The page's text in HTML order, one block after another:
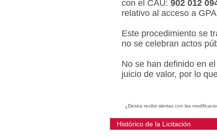
con el CAU: 902 012
relativo al acceso a
Este procedimiento se
no se celebran actos
No se han definido en
juicio de valor, por lo
¿Desea recibir alertas con las
Histórico de la Licitación